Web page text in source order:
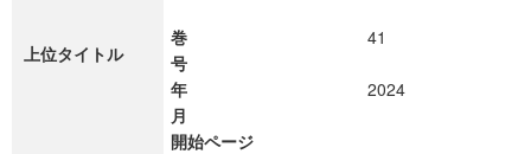
上位タイトル
巻
41
号
年
2024
月
開始ページ